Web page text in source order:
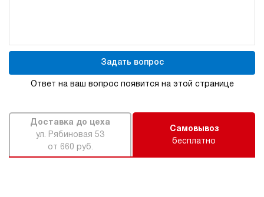
Ответ на ваш вопрос появится на этой странице
Задать вопрос
Доставка до цеха
ул. Рябиновая 53
от 660 руб.
Самовывоз
бесплатно